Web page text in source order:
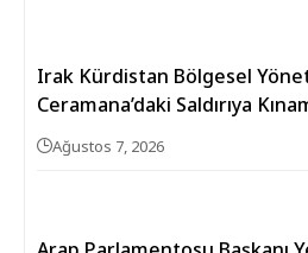
Irak Kürdistan Bölgesel
Ceramana’daki Saldırıya
Ağustos 7, 2026